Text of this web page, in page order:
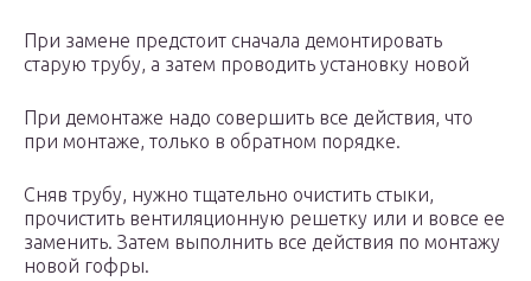
При замене предстоит сначала демонтировать
старую трубу, а затем проводить установку новой
При демонтаже надо совершить все действия, что
при монтаже, только в обратном порядке.
Сняв трубу, нужно тщательно очистить стыки,
прочистить вентиляционную решетку или и вовсе ее
заменить. Затем выполнить все действия по монтажу
новой гофры.